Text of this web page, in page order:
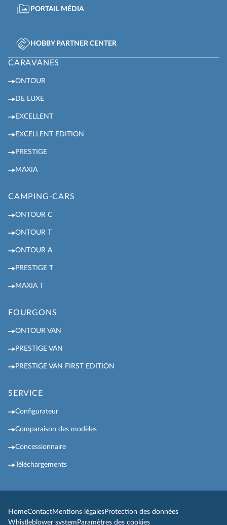
PORTAIL MÉDIA
HOBBY PARTNER CENTER
CARAVANES
ONTOUR
DE LUXE
EXCELLENT
EXCELLENT EDITION
PRESTIGE
MAXIA
CAMPING-CARS
ONTOUR C
ONTOUR T
ONTOUR A
PRESTIGE T
MAXIA T
FOURGONS
ONTOUR VAN
PRESTIGE VAN
PRESTIGE VAN FIRST EDITION
SERVICE
Configurateur
Comparaison des modèles
Concessionnaire
Téléchargements
HomeContactMentions légalesProtection des données
Whistleblower system Paramètres des cookies